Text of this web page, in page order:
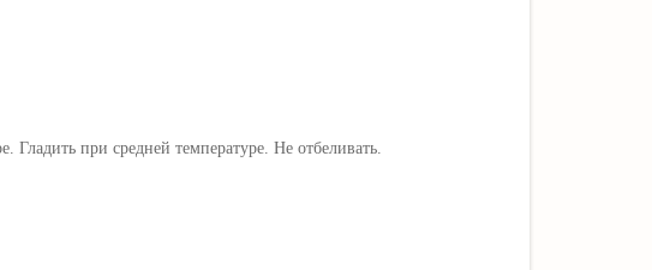
при средней температуре. Не отбеливать.